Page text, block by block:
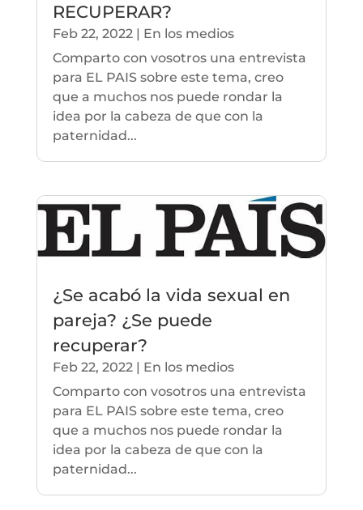
RECUPERAR?
Feb 22, 2022| En los medios
Comparto con vosotros una entrevista
para EL PAIS sobre este tema, creo
que a muchos nos puede rondar la
idea por la cabeza de que con la
paternidad...
¿Se acabó la vida sexual en
pareja? ¿Se puede
recuperar?
Feb 22, 2022| En los medios
Comparto con vosotros una entrevista
para EL PAIS sobre este tema, creo
que a muchos nos puede rondar la
idea por la cabeza de que con la
paternidad...